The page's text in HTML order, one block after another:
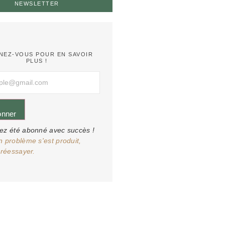
NEWSLETTER
VOUS POUR EN SAVOIR
PLUS !
été abonné avec succès !
problème s'est produit,